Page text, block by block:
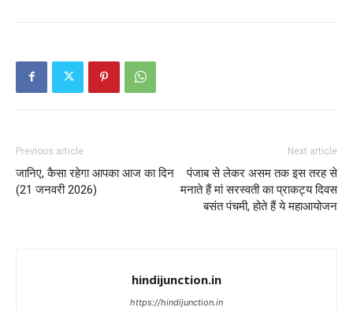
Previous article
जानिए, कैसा रहेगा आपका आज का दिन
(21 जनवरी 2026)
Next article
पंजाब से लेकर असम तक इस तरह से
मनाते हैं मां सरस्वती का प्राकट्य दिवस
बसंत पंचमी, होते हैं ये महाआयोजन
hindijunction.in
https://hindijunction.in